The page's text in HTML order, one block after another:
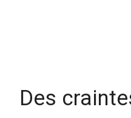
Des